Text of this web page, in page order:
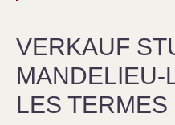
VERKAUF
MANDELIEU-
LES TERMES